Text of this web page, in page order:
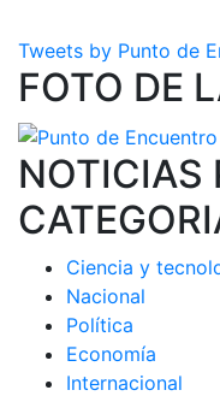
Tweets by Punto de
FOTO DE
NOTICIAS
Ciencia y
Nacional
Política
Economía
Internacional